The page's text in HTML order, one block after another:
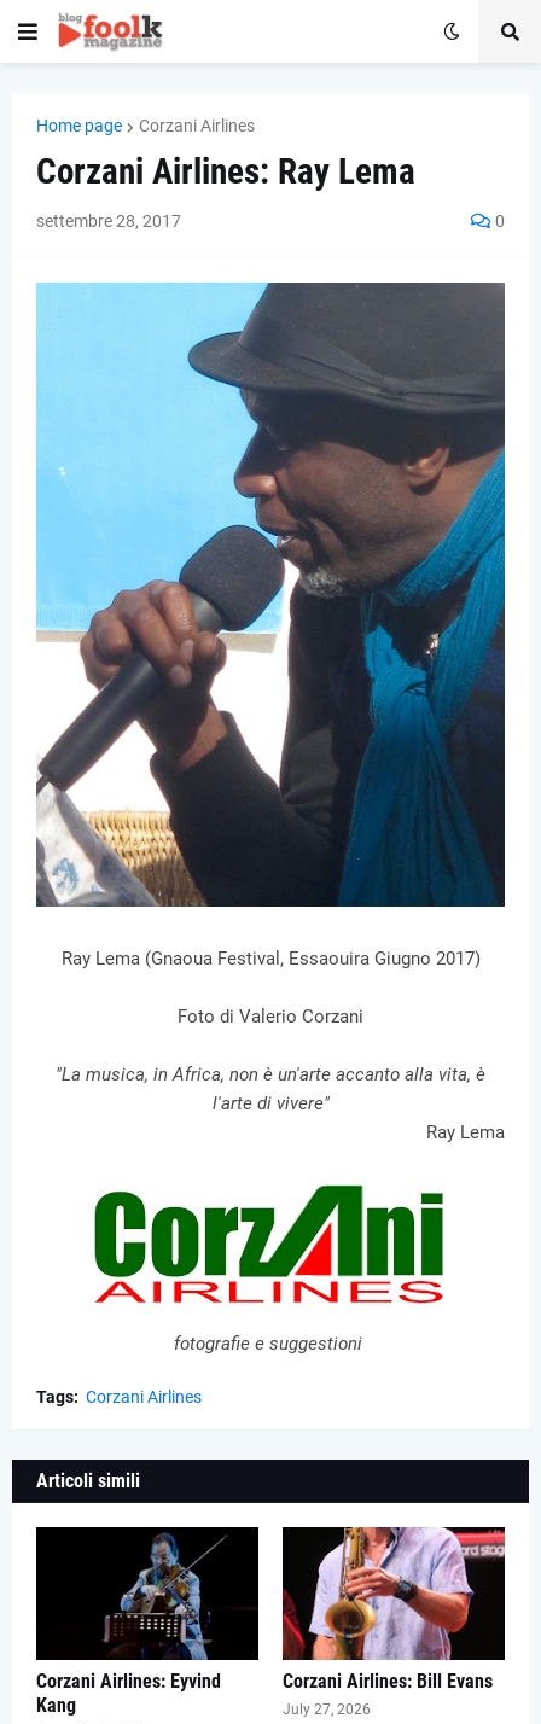
Home page Corzani Airlines
Corzani Airlines: Ray Lema
settembre 28, 2017 0
Ray Lema (Gnaoua Festival, Essaouira Giugno 2017)
Foto di Valerio Corzani
"La musica, in Africa, non è un'arte accanto alla vita, è
l'arte di vivere"
Ray Lema
fotografie e suggestioni
Tags: Corzani Airlines
Articoli simili
Corzani Airlines: Eyvind
Kang
Corzani Airlines: Bill Evans
July 27, 2026